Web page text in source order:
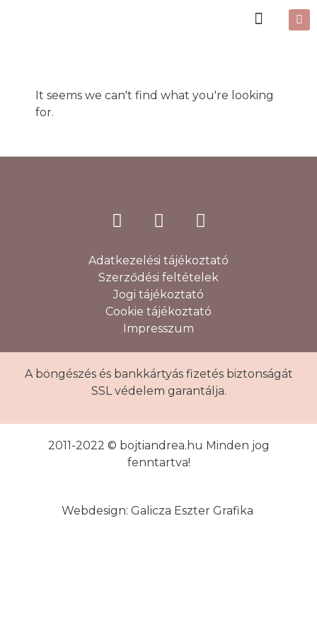
It seems we can't find what you're looking
for.
Adatkezelési tájékoztató
Szerződési feltételek
Jogi tájékoztató
Cookie tájékoztató
Impresszum
A böngészés és bankkártyás fizetés biztonságát
SSL védelem garantálja.
2011-2022 © bojtiandrea.hu Minden jog
fenntartva!
Webdesign: Galicza Eszter Grafika